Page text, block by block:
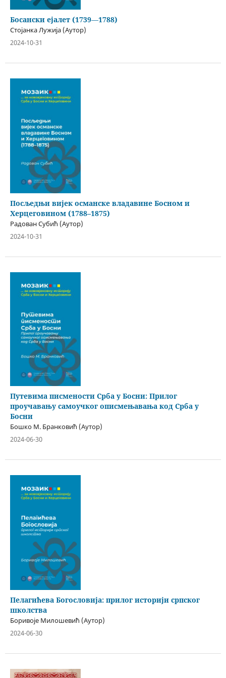
Босански ејалет (1739―1788)
Стојанка Лужија (Аутор)
2024-10-31
Посљедњи вијек османске владавине Босном и
Херцеговином (1788–1875)
Радован Субић (Аутор)
2024-10-31
Путевима писмености Срба у Босни: Прилог
проучавању самоучког описмењавања код Срба у
Босни
Бошко М. Бранковић (Аутор)
2024-06-30
Пелагићева Богословија: прилог историји српског
школства
Боривоје Милошевић (Аутор)
2024-06-30